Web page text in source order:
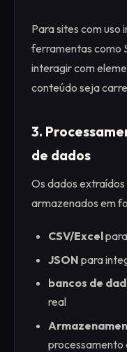
Para sites com uso
ferramentas como
interagir com
conteúdo seja
3.
de dados
Os dados
armazenados em
CSV/Excel
JSON para
bancos de
real
processamento